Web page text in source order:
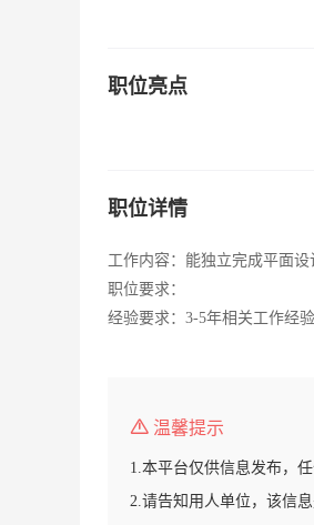
职位亮点
职位详情
工作内容：能独立完成平面设
职位要求：
经验要求：3-5年相关工作经验
温馨提示
1.本平台仅供信息发布，
2.请告知用人单位，该信